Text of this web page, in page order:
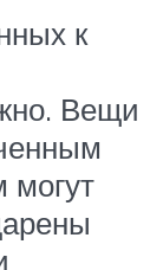
к
Вещи
могут